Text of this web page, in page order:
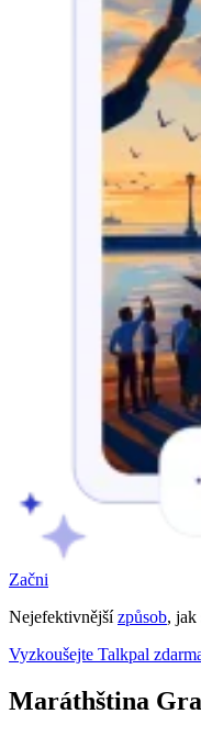
Začni
Nejefektivnějšízpůsob, jak
Vyzkoušejte Talkpal
Maráthština